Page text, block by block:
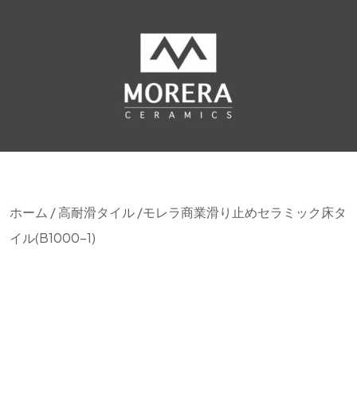
ホーム /高耐滑タイル/モレラ商業滑り止めセラミック床タ
イル(B1000-1)